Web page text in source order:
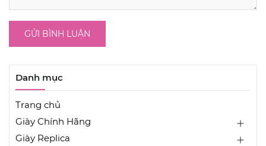
GỬI BÌNH LUẬN
Danh mục
Trang chủ
Giày Chính Hãng
Giày Replica